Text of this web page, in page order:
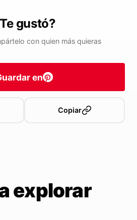
gustó?
con quien más quieras
en
Copiar
explorar